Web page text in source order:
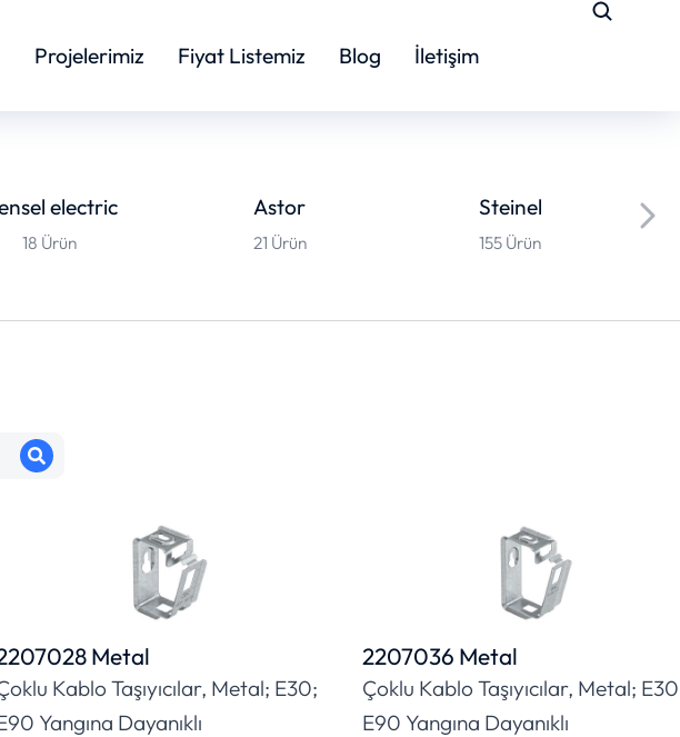
Projelerimiz Fiyat Listemiz Blog İletişim
electric
18 Ürün
Astor
21 Ürün
Steinel
155 Ürün
Metal
Kablo Taşıyıcılar, Metal; E30;
Yangına Dayanıklı
2207036 Metal
Çoklu Kablo Taşıyıcılar, Metal;
E90 Yangına Dayanıklı